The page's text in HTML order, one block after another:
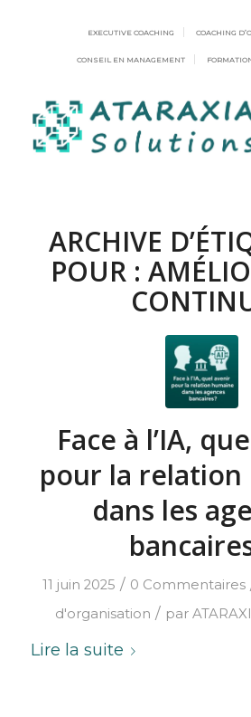
EXECUTIVE COACHING COACHING
CONSEIL EN MANAGEMENT
ARCHIVE
POUR :
Face à l’IA,
pour la relation
dans les
11 juin 2025 / 0 Commentaires
d'organisation / par
Lire la suite